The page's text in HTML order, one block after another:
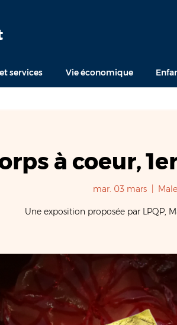
services Vie économique
à coeur,
mar. 03 mars
  |
Une exposition proposée par LPQP,